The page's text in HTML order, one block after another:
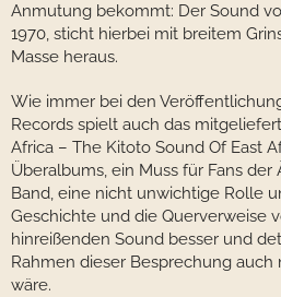
Anmutung bekommt: Der Sound
1970, sticht hierbei mit breitem
Masse heraus.
Wie immer bei den
Records spielt auch das
Africa – The Kitoto Sound Of East
Überalbums, ein Muss für Fans der
Band, eine nicht unwichtige Rolle
Geschichte und die Querverweise
hinreißenden Sound besser und
Rahmen dieser Besprechung
wäre.